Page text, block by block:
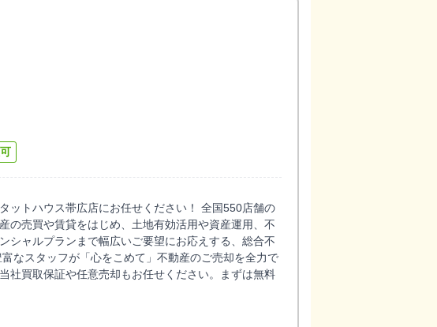
ットハウス帯広店にお任せください！ 全国550店舗の
の売買や賃貸をはじめ、土地有効活用や資産運用、不
シャルプランまで幅広いご要望にお応えする、総合不
なスタッフが「心をこめて」不動産のご売却を全力で
社買取保証や任意売却もお任せください。まずは無料